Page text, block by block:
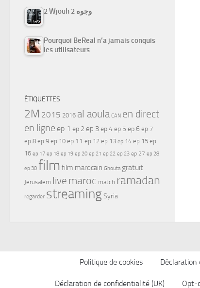
2 Wjouh 2 وجوه
Pourquoi BeReal n’a jamais conquis
les utilisateurs
ÉTIQUETTES
2M 2015 2016 al aoula CAN en direct
en ligne ep 1 ep 2 ep 3ep 4ep 5 ep 6 ep 7
ep 8 ep 9 ep 10 ep 11 ep 12 ep 13 ep 14 ep 15 ep
16 ep 17 ep 18 ep 19 ep 20 ep 21 ep 22 ep 23 ep 27 ep 28
ep 30 film film marocain Ghouta gratuit
Jerusalem live maroc match ramadan
regarder streamingSyria
Politique de cookies Déclaration
Déclaration de confidentialité (UK) Opt-